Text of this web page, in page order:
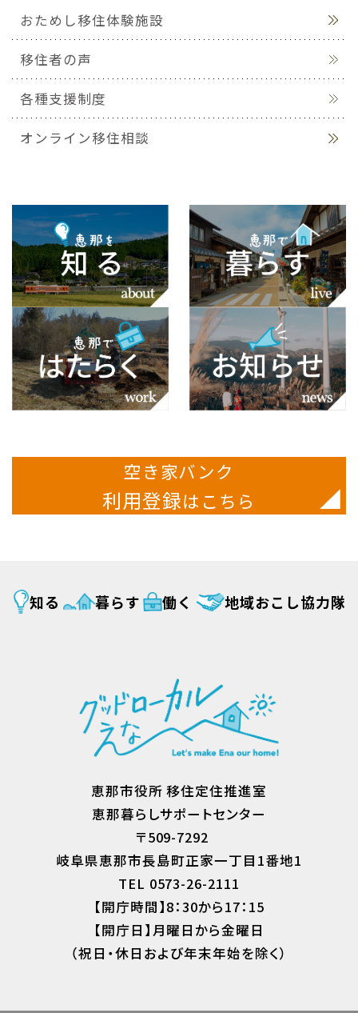
おためし移住体験施設
移住者の声
各種支援制度
オンライン移住相談
空き家バンク
利用登録はこちら
知る 暮らす 働く 地域おこし協力隊
恵那市役所 移住定住推進室
恵那暮らしサポートセンター
〒509-7292
岐阜県恵那市長島町正家一丁目1番地1
TEL 0573-26-2111
【開庁時間】8：30から17：15
【開庁日】月曜日から金曜日
（祝日・休日および年末年始を除く）